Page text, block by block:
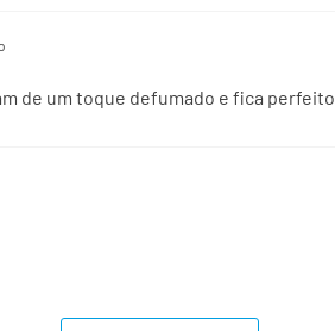
de um toque defumado e fica perfeito.